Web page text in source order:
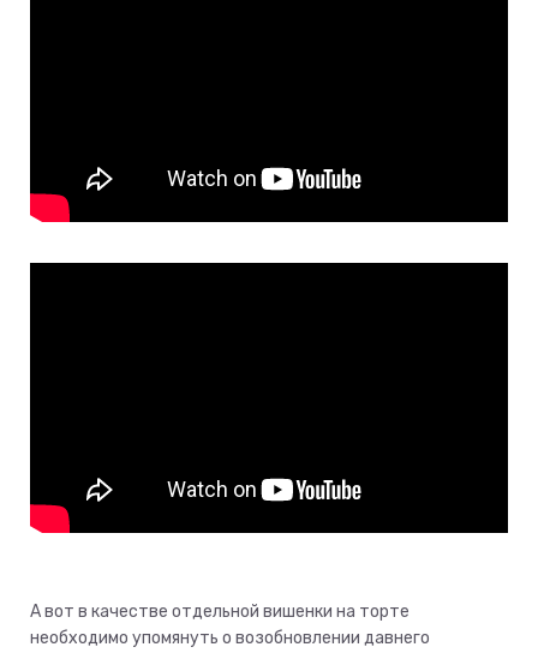
А вот в качестве отдельной вишенки на торте
необходимо упомянуть о возобновлении давнего